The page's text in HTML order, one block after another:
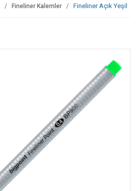
Fineliner Kalemler Fineliner Açık Yeşil